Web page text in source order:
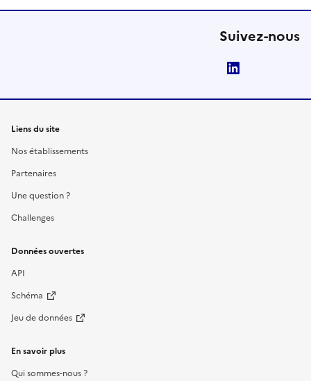
Suivez-nous
Liens du site
Nos établissements
Partenaires
Une question ?
Challenges
Données ouvertes
API
Schéma
Jeu de données
En savoir plus
Qui sommes-nous ?